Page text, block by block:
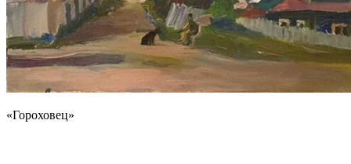
«Гороховец»